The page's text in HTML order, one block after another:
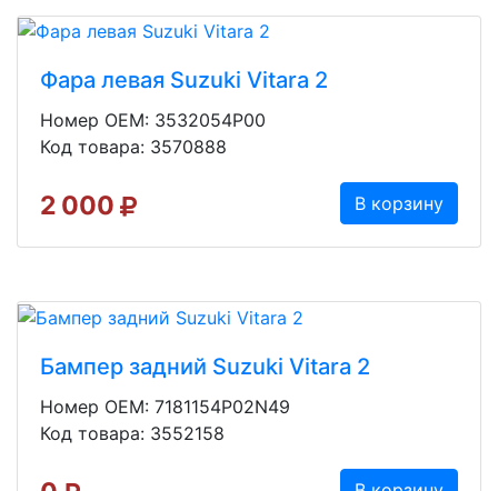
Фара левая Suzuki Vitara 2
Номер OEM: 3532054P00
Код товара: 3570888
2 000 В корзину
Бампер задний Suzuki Vitara 2
Номер OEM: 7181154P02N49
Код товара: 3552158